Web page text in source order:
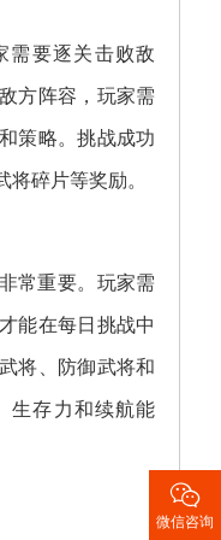
需要逐关击败敌
方阵容，玩家需
策略。挑战成功
碎片等奖励。
常重要。玩家需
能在每日挑战中
将、防御武将和
生存力和续航能

微信咨询